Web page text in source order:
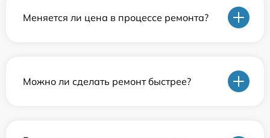
Меняется ли цена в процессе ремонта?
Можно ли сделать ремонт быстрее?